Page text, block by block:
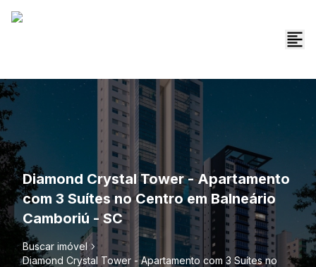
Diamond Crystal Tower - Apartamento
com 3 Suítes no Centro em Balneário
Camboriú - SC
Buscar imóvel
Diamond Crystal Tower - Apartamento com 3 Suítes no